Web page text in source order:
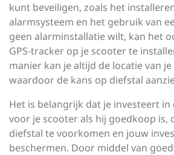
kunt beveiligen, zoals het
alarmsysteem en het gebruik van
geen alarminstallatie wilt, kan het
GPS-tracker op je scooter te
manier kan je altijd de locatie van
waardoor de kans op diefstal
Het is belangrijk dat je investeert
voor je scooter als hij goedkoop is,
diefstal te voorkomen en jouw
beschermen. Door middel van